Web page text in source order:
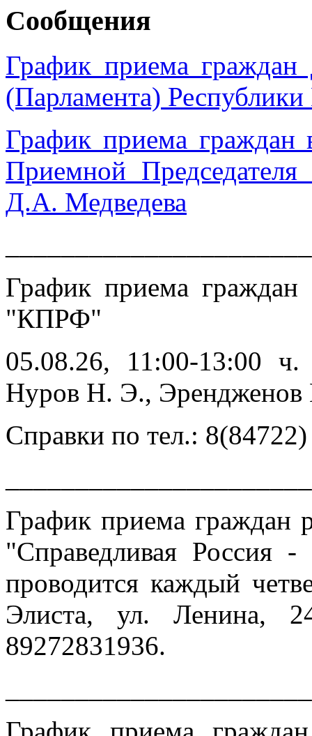
Сообщения
График приема граждан
(Парламента)
График приема граждан
Приемной
Д.А. Медведева
График приема
"КПРФ"
05.08.26, 11:00-13:00
Нуров Н. Э.,
Справки по тел.:
График приема граждан
"Справедливая Россия
проводится каждый
Элиста, ул. Ленина,
89272831936.